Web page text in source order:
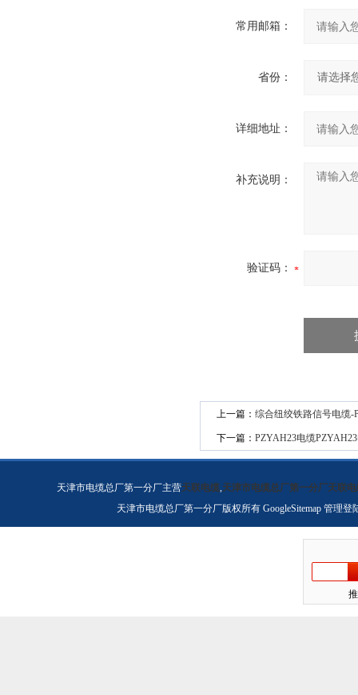
常用邮箱：
省份：
详细地址：
补充说明：
验证码：
上一篇： 综合纽绞铁路信号电缆-
下一篇： PZYAH23电缆
天津市电缆总厂第一分厂主营天联电缆,天津市电缆总厂第一分厂天联电
天津市电缆总厂第一分厂版权所有 GoogleSitemap 管理登